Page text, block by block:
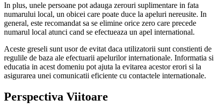
In plus, unele persoane pot adauga zerouri suplimentare in fata
numarului local, un obicei care poate duce la apeluri nereusite. In
general, este recomandat sa se elimine orice zero care precede
numarul local atunci cand se efectueaza un apel international.
Aceste greseli sunt usor de evitat daca utilizatorii sunt constienti de
regulile de baza ale efectuarii apelurilor internationale. Informatia si
educatia in acest domeniu pot ajuta la evitarea acestor erori si la
asigurarea unei comunicatii eficiente cu contactele internationale.
Perspectiva Viitoare